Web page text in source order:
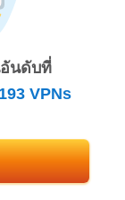
นดับที่
193VPNs